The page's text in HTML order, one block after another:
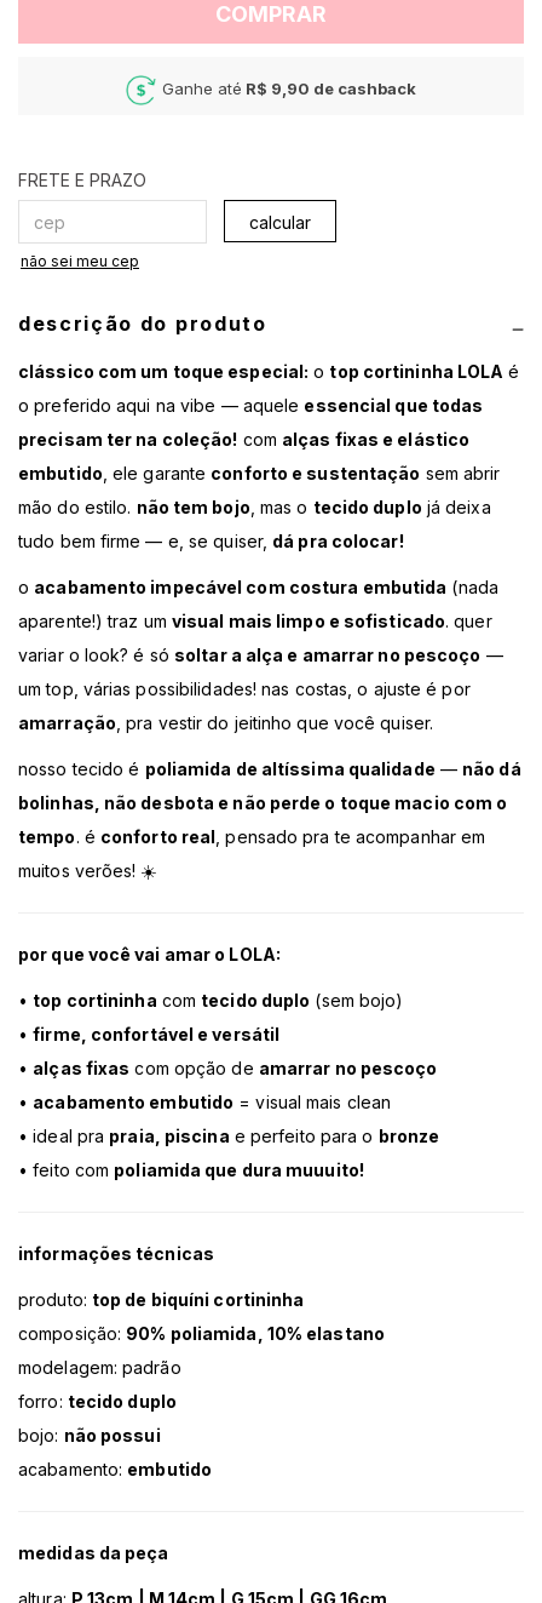
COMPRAR
Ganhe até R$ 9,90 de cashback
calcular
não sei meu cep
descrição do produto
clássico com um toque especial: o top cortininha LOLA é
o preferido aqui na vibe — aquele essencial que todas
precisam ter na coleção! com alças fixas e elástico
embutido, ele garante conforto e sustentação sem abrir
mão do estilo. não tem bojo, mas o tecido duplo já deixa
tudo bem firme — e, se quiser, dá pra colocar!
o acabamento impecável com costura embutida (nada
aparente!) traz um visual mais limpo e sofisticado. quer
variar o look? é só soltar a alça e amarrar no pescoço —
um top, várias possibilidades! nas costas, o ajuste é por
amarração, pra vestir do jeitinho que você quiser.
nosso tecido é poliamida de altíssima qualidade — não dá
bolinhas, não desbota e não perde o toque macio com o
tempo. é conforto real, pensado pra te acompanhar em
muitos verões! ☀️
por que você vai amar o LOLA:
• top cortininha com tecido duplo (sem bojo)
•firme, confortável e versátil
• alças fixas com opção de amarrar no pescoço
• acabamento embutido = visual mais clean
• ideal pra praia, piscina e perfeito para o bronze
• feito com poliamida que dura muuuito!
informações técnicas
produto: top de biquíni cortininha
composição: 90% poliamida, 10% elastano
modelagem: padrão
forro: tecido duplo
bojo: não possui
acabamento: embutido
medidas da peça